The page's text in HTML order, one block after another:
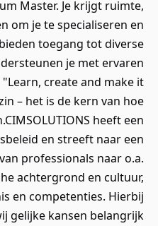
Master. Je krijgt ruimte,
om je te specialiseren en
toegang tot diverse
je met ervaren
create and make it
– het is de kern van hoe
heeft een
en streeft naar een
professionals naar o.a.
achtergrond en cultuur,
en competenties. Hierbij
gelijke kansen belangrijk